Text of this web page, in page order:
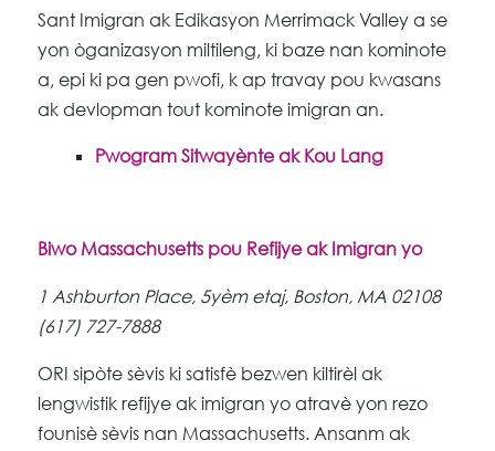
Sant Imigran ak Edikasyon Merrimack Valley a se
yon òganizasyon miltileng, ki baze nan kominote
a, epi ki pa gen pwofi, k ap travay pou kwasans
ak devlopman tout kominote imigran an.
Pwogram Sitwayènte ak Kou Lang
Biwo Massachusetts pou Refijye ak Imigran yo
1 Ashburton Place, 5yèm etaj, Boston, MA 02108
(617) 727-7888
ORI sipòte sèvis ki satisfè bezwen kiltirèl ak
lengwistik refijye ak imigran yo atravè yon rezo
founisè sèvis nan Massachusetts. Ansanm ak